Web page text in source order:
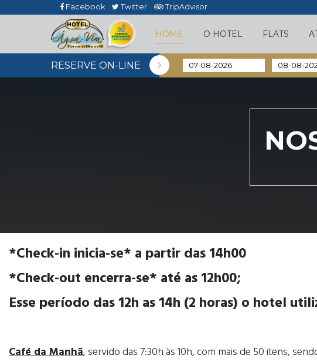
Facebook Twitter TripAdvisor
HOME O HOTEL FLATS
RESERVE ON-LINE
*Check-in inicia-se* a partir das 14h00
*Check-out encerra-se* até as 12h00;
Esse período das 12h as 14h (2 horas) o hotel
Café da Manhã, servido das 7:30h às 10h, com mais de 50 itens,